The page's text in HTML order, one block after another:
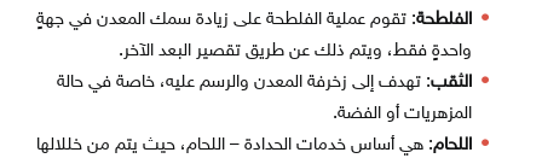
الفلطحة: تقوم عملية الفلطحة على زيادة سمك المعدن في جهةٍ
واحدةٍ فقط، ويتم ذلك عن طريق تقصير البعد الآخر.
الثقب: تهدف إلى زخرفة المعدن والرسم عليه، خاصة في حالة
المزهريات أو الفضة.
اللحام: هي أساس خدمات الحدادة – اللحام، حيث يتم من خللالها